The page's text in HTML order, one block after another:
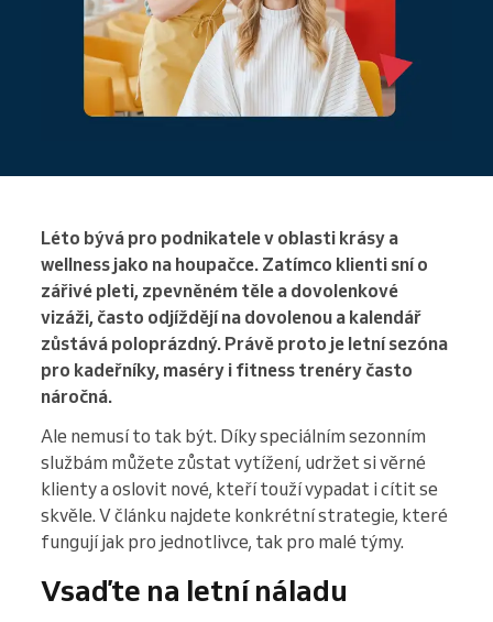
Léto bývá pro podnikatele v oblasti krásy a
wellness jako na houpačce. Zatímco klienti sní o
zářivé pleti, zpevněném těle a dovolenkové
vizáži, často odjíždějí na dovolenou a kalendář
zůstává poloprázdný. Právě proto je letní sezóna
pro kadeřníky, maséry i fitness trenéry často
náročná.
Ale nemusí to tak být. Díky speciálním sezonním
službám můžete zůstat vytížení, udržet si věrné
klienty a oslovit nové, kteří touží vypadat i cítit se
skvěle. V článku najdete konkrétní strategie, které
fungují jak pro jednotlivce, tak pro malé týmy.
Vsaďte na letní náladu